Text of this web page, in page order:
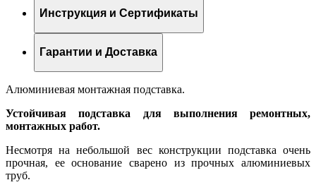
Инструкция и Сертификаты
Гарантии и Доставка
Алюминиевая монтажная подставка.
Устойчивая подставка для выполнения ремонтных,
монтажных работ.
Несмотря на небольшой вес конструкции подставка очень
прочная, ее основание сварено из прочных алюминиевых
труб.